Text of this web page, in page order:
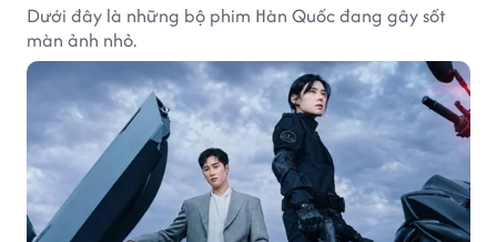
Dưới đây là những bộ phim Hàn Quốc đang gây sốt
màn ảnh nhỏ.